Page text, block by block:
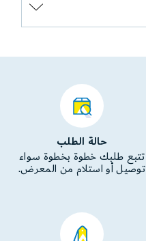
حالة الطلب
تتبع طلبك خطوة بخطوة سواء
توصيل أو استلام من المعرض.